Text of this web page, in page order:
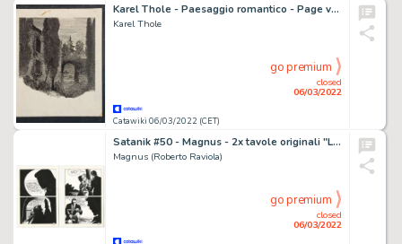
Karel Thole - Paesaggio romantico - Page volante - Exemplaire unique
Karel Thole
Catawiki 06/03/2022 (CET)
closed
06/03/2022
go premium
Satanik #50 - Magnus - 2x tavole originali "La Stirpe dei Vampiri" - Page volante - Exemplaire unique - (1966)
Magnus (Roberto Raviola)
closed
06/03/2022
go premium